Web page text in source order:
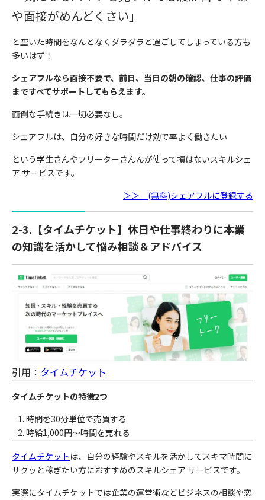
や面接がめんどくさい 」
と空いた時間をなんとなくダラダラと過ごしてしまっている方も
多いはず！
シェアフルなら面接不要で、前日、当日の朝の確認、仕事の評価
まですべてサポートしてもらえます。
面倒な手続きは一切必要なし。
シェアフルは、自分の好きな時間だけ効で率よく働きたい
という学生さんやフリーターさんんが使って損はないスキルシェ
ア サービスです。
＞＞ (無料)シェアフルに登録する
2-3.【タイムチケット】休日や仕事終わりに本業
の知識を活かして悩み相談＆アドバイス
引用： タイムチケット
タイムチケットの特徴2つ
時間を30分単位で売買する
時給1,000円〜時間を売れる
タイムチケット は、自分の経験やスキルを活かしてスキマ時間に
サクッと稼ぎたい方におすすめのスキルシェア サービスです。
実際にタイムチケットでは企業の運営術などビジネスの相談や恋